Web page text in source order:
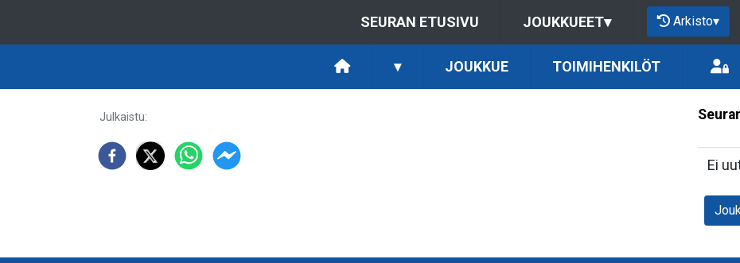
SEURAN ETUSIVU JOUKKUEET▾ Arkisto▾
▾ JOUKKUE TOIMIHENKILÖT
Julkaistu:
Ei